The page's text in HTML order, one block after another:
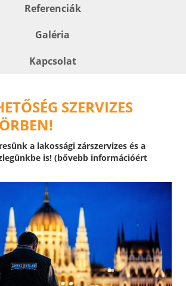
Referenciák
Galéria
Kapcsolat
SZERVIZES
a lakossági zárszervizes és a
is! (bővebb információért